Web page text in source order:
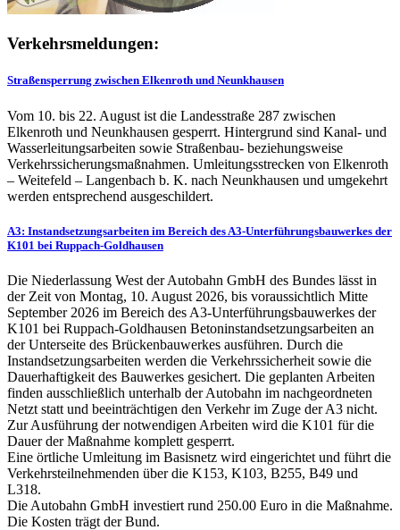
Verkehrsmeldungen:
Straßensperrung zwischen Elkenroth und Neunkhausen
Vom 10. bis 22. August ist die Landesstraße 287 zwischen
Elkenroth und Neunkhausen gesperrt. Hintergrund sind Kanal- und
Wasserleitungsarbeiten sowie Straßenbau- beziehungsweise
Verkehrssicherungsmaßnahmen. Umleitungsstrecken von Elkenroth
– Weitefeld – Langenbach b. K. nach Neunkhausen und umgekehrt
werden entsprechend ausgeschildert.
A3: Instandsetzungsarbeiten im Bereich des A3-Unterführungsbauwerkes der
K101 bei Ruppach-Goldhausen
Die Niederlassung West der Autobahn GmbH des Bundes lässt in
der Zeit von Montag, 10. August 2026, bis voraussichtlich Mitte
September 2026 im Bereich des A3-Unterführungsbauwerkes der
K101 bei Ruppach-Goldhausen Betoninstandsetzungsarbeiten an
der Unterseite des Brückenbauwerkes ausführen. Durch die
Instandsetzungsarbeiten werden die Verkehrssicherheit sowie die
Dauerhaftigkeit des Bauwerkes gesichert. Die geplanten Arbeiten
finden ausschließlich unterhalb der Autobahn im nachgeordneten
Netzt statt und beeinträchtigen den Verkehr im Zuge der A3 nicht.
Zur Ausführung der notwendigen Arbeiten wird die K101 für die
Dauer der Maßnahme komplett gesperrt.
Eine örtliche Umleitung im Basisnetz wird eingerichtet und führt die
Verkehrsteilnehmenden über die K153, K103, B255, B49 und
L318.
Die Autobahn GmbH investiert rund 250.00 Euro in die Maßnahme.
Die Kosten trägt der Bund.